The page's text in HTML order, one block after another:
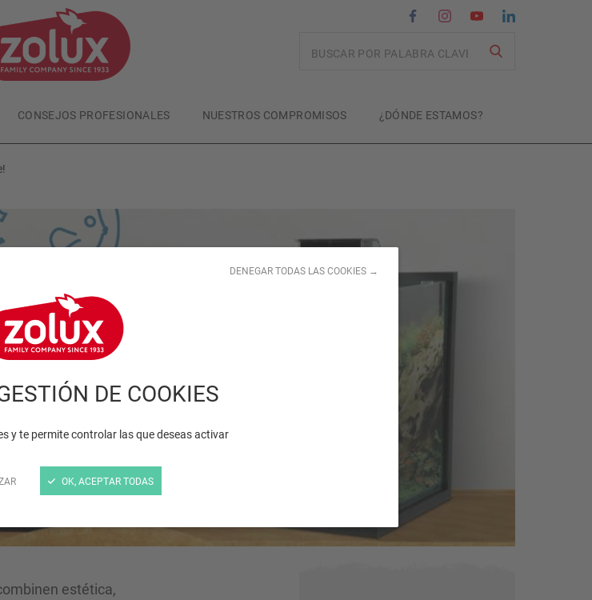
DE COOKIES
y te permite controlar las que deseas activar
DENEGAR TODAS LAS COOKIES →
OK, ACEPTAR TODAS
CONSEJOS PROFESIONALES NUESTROS COMPROMISOS ¿DÓNDE ESTAMOS?
Publicado el16/11/24
JALAYA:
diseño
estética,